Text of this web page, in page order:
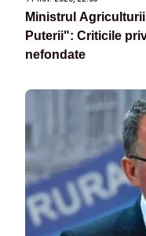
Ministrul
Puterii": Criticile
nefondate